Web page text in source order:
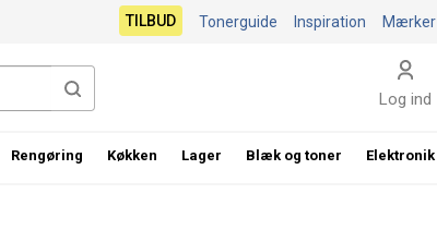
Mærker
Inspiration
Tonerguide
TILBUD
Log ind
Rengøring Køkken Lager Blæk og toner Elektronik